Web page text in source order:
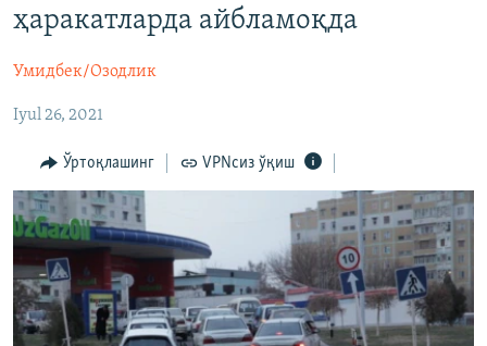
ўтинг
На русском
ИЖТИМОИЙ ТАРМОҚЛАР
Озодлик бошқа тилларда
ҳаракатларда айбламоқда
Умидбек/Озодлик
Iyul 26, 2021
Ўртоқлашинг VPNсиз ўқиш